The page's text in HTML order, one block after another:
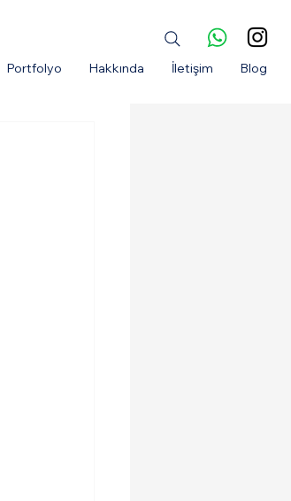
Portfolyo Hakkında İletişim Blog